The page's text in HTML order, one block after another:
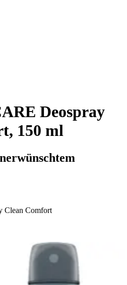
Deospray
150 ml
Clean Comfort